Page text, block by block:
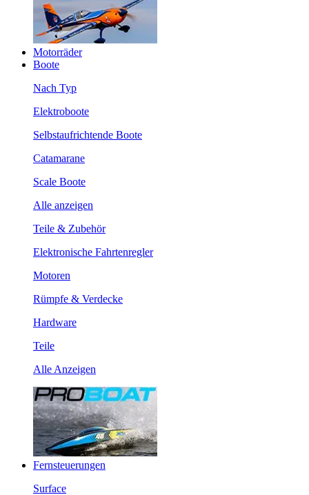
Motorräder
Boote
Nach Typ
Elektroboote
Selbstaufrichtende Boote
Catamarane
Scale Boote
Alle anzeigen
Teile & Zubehör
Elektronische Fahrtenregler
Motoren
Rümpfe & Verdecke
Hardware
Teile
Alle Anzeigen
Fernsteuerungen
Surface